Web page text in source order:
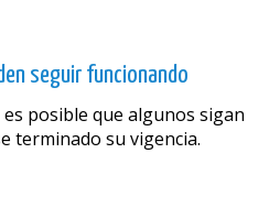
seguir funcionando
posible que algunos sigan
terminado su vigencia.